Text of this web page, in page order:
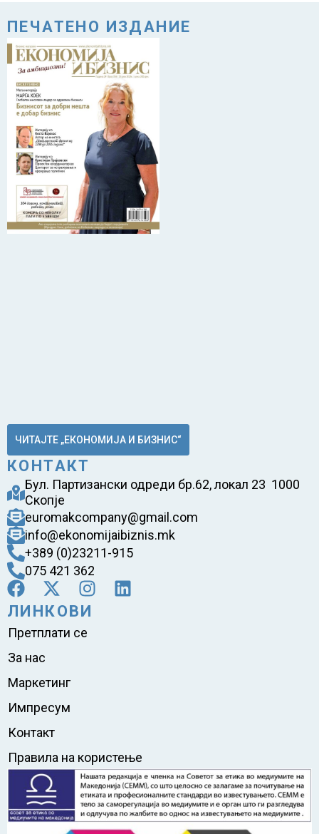
ПЕЧАТЕНО ИЗДАНИЕ
ЧИТАЈТЕ „ЕКОНОМИЈА И БИЗНИС“
КОНТАКТ
Бул. Партизански одреди бр.62, локал 23 1000
Скопје
euromakcompany@gmail.com
info@ekonomijaibiznis.mk
+389 (0)23211-915
075 421 362
ЛИНКОВИ
Претплати се
За нас
Маркетинг
Импресум
Контакт
Правила на користење